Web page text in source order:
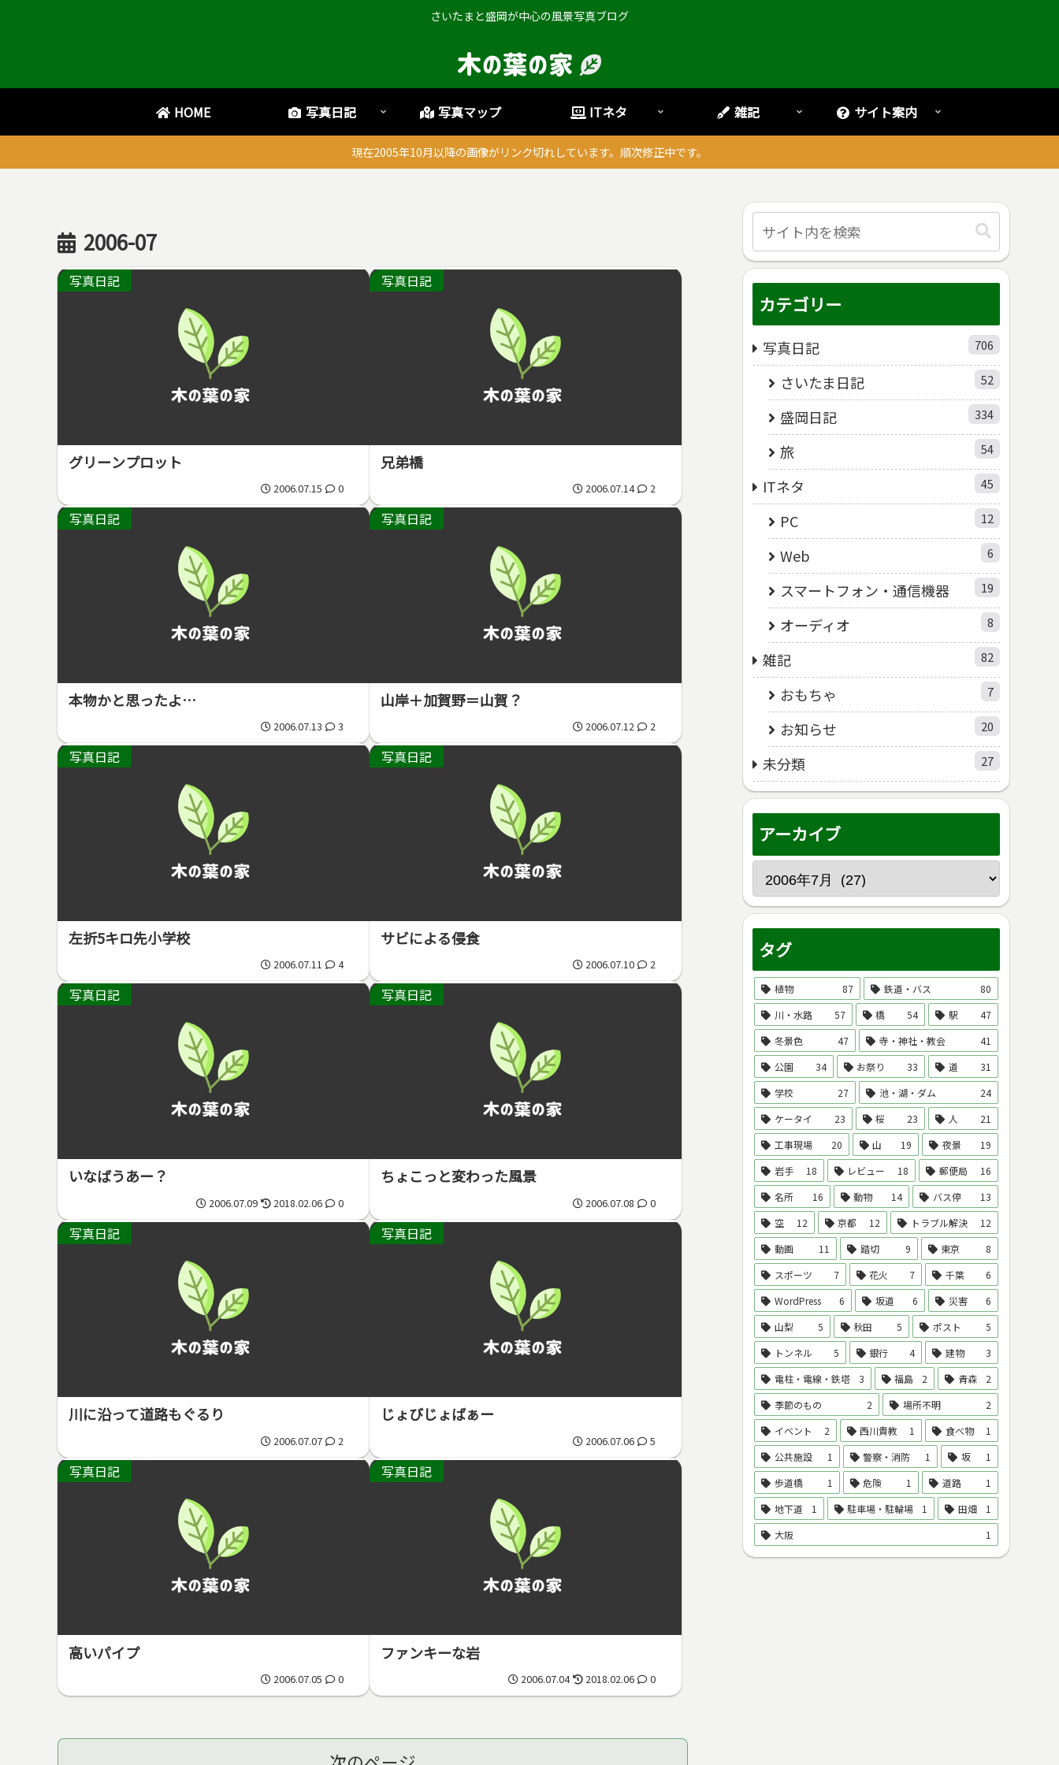
さいたまと盛岡が中心の風景写真ブログ
HOME 写真日記 写真マップ ITネタ 雑記 サイト案内
現在2005年10月以降の画像がリンク切れしています。順次修正中です。
2006-07
写真日記
グリーンプロット
2006.07.15 0
写真日記
兄弟橋
2006.07.14 2
写真日記
本物かと思ったよ…
2006.07.13 3
写真日記
山岸＋加賀野＝山賀？
2006.07.12 2
写真日記
左折5キロ先小学校
2006.07.11 4
写真日記
サビによる侵食
2006.07.10 2
写真日記
いなばうあー？
2006.07.09 2018.02.06 0
写真日記
ちょこっと変わった風景
2006.07.08 0
写真日記
川に沿って道路もぐるり
2006.07.07 2
写真日記
じょびじょばぁー
2006.07.06 5
写真日記
高いパイプ
2006.07.05 0
写真日記
ファンキーな岩
2006.07.04 2018.02.06 0
カテゴリー
写真日記 706
さいたま日記 52
盛岡日記 334
旅 54
ITネタ 45
PC 12
Web 6
スマートフォン・通信機器 19
オーディオ 8
雑記 82
おもちゃ 7
お知らせ 20
未分類 27
アーカイブ
タグ
植物 87 鉄道・バス
80
川・水路
57 橋 54 駅
47
冬景色
47 寺・神社・教会
41
公園
34 お祭り 33 道
31
学校
27 池・湖・ダム
24
ケータイ
23 桜 23 人
21
工事現場
20 山 19 夜景
19
岩手
18 レビュー 18 郵便局
16
名所
16 動物 14 バス停
13
空
12 京都 12 トラブル解決
12
動画
11 踏切 9 東京
8
スポーツ
7 花火 7 千葉
6
WordPress
6 坂道 6 災害
6
山梨
5 秋田 5 ポスト
5
トンネル
5 銀行 4 建物
3
電柱・電線・鉄塔
3 福島 2 青森
2
季節のもの
2 場所不明
2
イベント
2 西川貴教 1 食べ物
1
公共施設
1 警察・消防 1 坂
1
歩道橋
1 危険 1 道路
1
地下道
1 駐車場・駐輪場 1 田畑
1
大阪
1